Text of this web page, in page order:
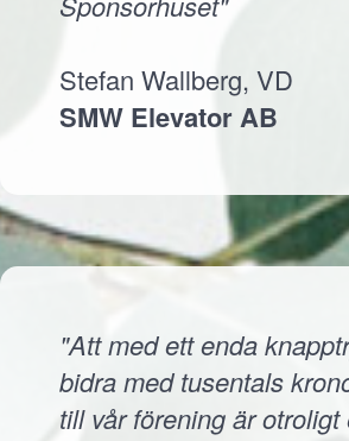
Stefan Wallberg, VD
SMW Elevator AB
"Att med ett enda
bidra med tusentals
till vår förening är otroligt